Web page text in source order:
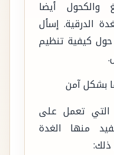
والكحول أيضا
الدرقية. إسأل
كيفية تنظيم
بشكل آمن
التي تعمل على
منها الغدة
ذلك: